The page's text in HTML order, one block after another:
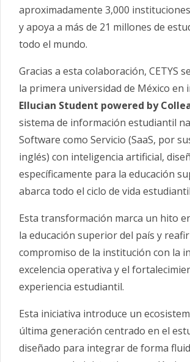
aproximadamente 3,000
y apoya a más de 21 millones de
todo el mundo.
Gracias a esta colaboración, CETYS
la primera universidad de México en
Ellucian Student powered by
sistema de información estudiantil
Software como Servicio (SaaS, por
inglés) con inteligencia artificial,
específicamente para la educación
abarca todo el ciclo de vida
Esta transformación marca un hito
la educación superior del país y
compromiso de la institución con la
excelencia operativa y el
experiencia estudiantil.
Esta iniciativa introduce un
última generación centrado en el
diseñado para integrar de forma